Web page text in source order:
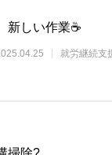
しい作業☕
就労継